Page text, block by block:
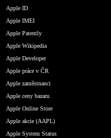
Apple ID
Apple IMEI
Apple Patently
Apple Wikipedia
Apple Developer
Apple práce v ČR
Apple zaměstnanci
Apple ceny bazaru
Apple Online Store
Apple akcie (AAPL)
Apple System Status